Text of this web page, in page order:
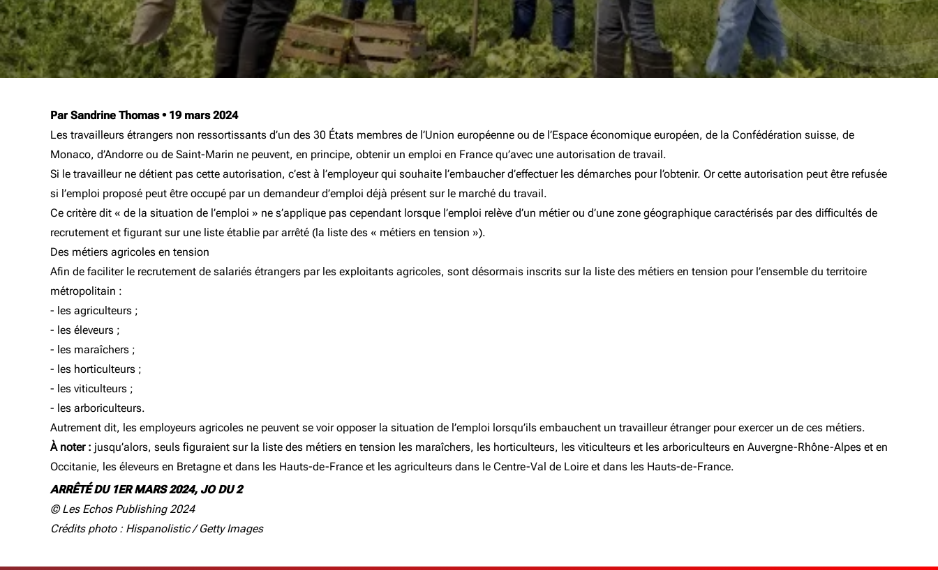
Par Sandrine Thomas• 19 mars 2024
Les travailleurs étrangers non ressortissants d’un des 30 États membres de l’Union européenne ou de l’Espace économique européen, de la Confédération suisse, de
Monaco, d’Andorre ou de Saint-Marin ne peuvent, en principe, obtenir un emploi en France qu’avec une autorisation de travail.
Si le travailleur ne détient pas cette autorisation, c’est à l’employeur qui souhaite l’embaucher d’effectuer les démarches pour l’obtenir. Or cette autorisation peut être refusée
si l’emploi proposé peut être occupé par un demandeur d’emploi déjà présent sur le marché du travail.
Ce critère dit « de la situation de l’emploi » ne s’applique pas cependant lorsque l’emploi relève d’un métier ou d’une zone géographique caractérisés par des difficultés de
recrutement et figurant sur une liste établie par arrêté (la liste des « métiers en tension »).
Des métiers agricoles en tension
Afin de faciliter le recrutement de salariés étrangers par les exploitants agricoles, sont désormais inscrits sur la liste des métiers en tension pour l’ensemble du territoire
métropolitain :
- les agriculteurs ;
- les éleveurs ;
- les maraîchers ;
- les horticulteurs ;
- les viticulteurs ;
- les arboriculteurs.
Autrement dit, les employeurs agricoles ne peuvent se voir opposer la situation de l’emploi lorsqu’ils embauchent un travailleur étranger pour exercer un de ces métiers.
À noter : jusqu’alors, seuls figuraient sur la liste des métiers en tension les maraîchers, les horticulteurs, les viticulteurs et les arboriculteurs en Auvergne-Rhône-Alpes et en
Occitanie, les éleveurs en Bretagne et dans les Hauts-de-France et les agriculteurs dans le Centre-Val de Loire et dans les Hauts-de-France.
ARRÊTÉ DU 1ER MARS 2024, JO DU 2
© Les Echos Publishing 2024
Crédits photo : Hispanolistic / Getty Images